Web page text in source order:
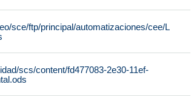
sce/ftp/principal/automatizaciones/cee/L
scs/content/fd477083-2e30-11ef-